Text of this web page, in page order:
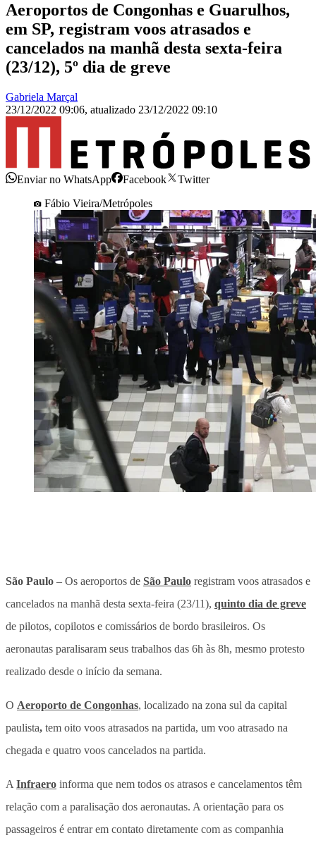
Aeroportos de Congonhas e Guarulhos,
em SP, registram voos atrasados e
cancelados na manhã desta sexta-feira
(23/12), 5º dia de greve
Gabriela Marçal
23/12/2022 09:06, atualizado 23/12/2022 09:10
Enviar no WhatsApp Facebook
Twitter
Fábio Vieira/Metrópoles
São Paulo – Os aeroportos de São Paulo registram voos atrasados e
cancelados na manhã desta sexta-feira (23/11), quinto dia de greve
de pilotos, copilotos e comissários de bordo brasileiros. Os
aeronautas paralisaram seus trabalhos das 6h às 8h, mesmo protesto
realizado desde o início da semana.
O Aeroporto de Congonhas, localizado na zona sul da capital
paulista, tem oito voos atrasados na partida, um voo atrasado na
chegada e quatro voos cancelados na partida.
A Infraero informa que nem todos os atrasos e cancelamentos têm
relação com a paralisação dos aeronautas. A orientação para os
passageiros é entrar em contato diretamente com as companhia